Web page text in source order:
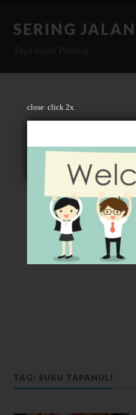
close click 2x
SERING JALAN
TAG: SUKU TAPANULI